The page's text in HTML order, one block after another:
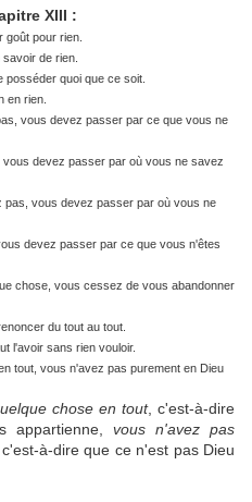
XIII :
goût pour rien.
de rien.
quoi que ce soit.
en rien.
vous devez passer par ce que vous ne
devez passer par où vous ne savez
vous devez passer par où vous ne
devez passer par ce que vous n'êtes
chose, vous cessez de vous abandonner
du tout au tout.
l'avoir sans rien vouloir.
tout, vous n'avez pas purement en Dieu
chose en tout, c'est-à-dire
appartienne, vous n'avez pas
, c'est-à-dire que ce n'est pas Dieu